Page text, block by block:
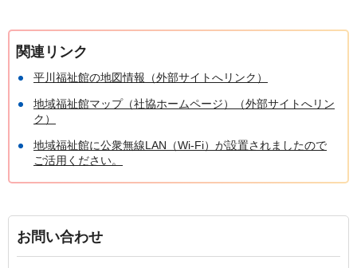
関連リンク
平川福祉館の地図情報（外部サイトへリンク）
地域福祉館マップ（社協ホームページ）（外部サイトへリン
ク）
地域福祉館に公衆無線LAN（Wi-Fi）が設置されましたので
ご活用ください。
お問い合わせ